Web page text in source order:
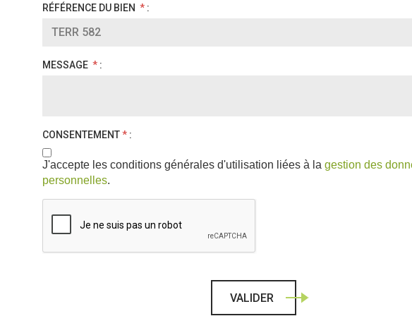
*:
*:
CONSENTEMENT*:
J'accepte les conditions générales d'utilisation liées à la gestion des
personnelles.
VALIDER